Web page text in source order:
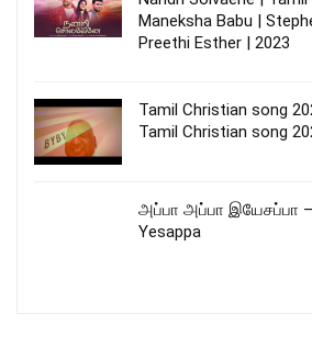
Maneksha Babu |
Preethi Esther | 2023
Tamil Christian song
Tamil Christian song
அப்பா அப்பா இயேசப்பா –
Yesappa